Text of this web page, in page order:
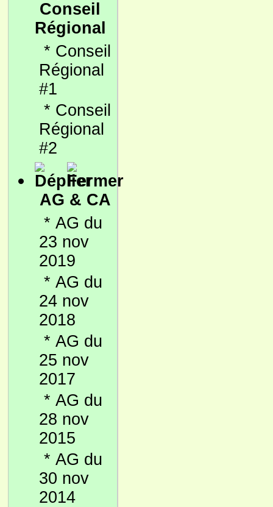
Conseil
Régional
* Conseil
Régional
#1
* Conseil
Régional
#2
AG & CA
* AG du
23 nov
2019
* AG du
24 nov
2018
* AG du
25 nov
2017
* AG du
28 nov
2015
* AG du
30 nov
2014